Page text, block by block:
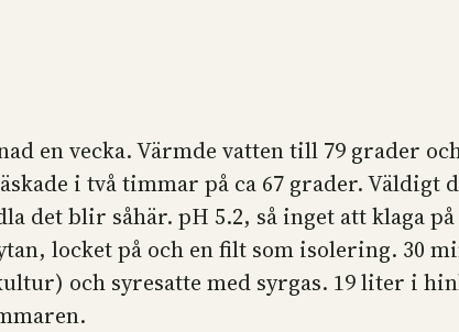
en vecka. Värmde vatten till 79 grader
i två timmar på ca 67 grader.
det blir såhär. pH 5.2, så inget att klaga
locket på och en filt som isolering. 30
och syresatte med syrgas. 19 liter i